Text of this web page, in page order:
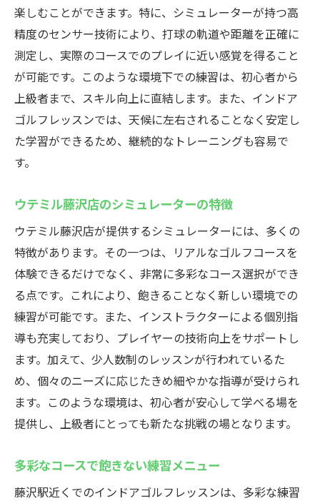
楽しむことができます。特に、シミュレーターが持つ高
精度のセンサー技術により、打球の軌道や距離を正確に
測定し、実際のコースでのプレイに近い感覚を得ること
が可能です。このような環境下での練習は、初心者から
上級者まで、スキル向上に直結します。また、インドア
ゴルフレッスンでは、天候に左右されることなく安定し
た学習ができるため、継続的なトレーニングも容易で
す。
ウテミル藤沢店のシミュレーターの特徴
ウテミル藤沢店が提供するシミュレーターには、多くの
特徴があります。その一つは、リアルなゴルフコースを
体験できるだけでなく、非常に多彩なコース選択ができ
る点です。これにより、飽きることなく新しい環境での
練習が可能です。また、インストラクターによる個別指
導も充実しており、プレイヤーの技術向上をサポートし
ます。加えて、少人数制のレッスンが行われているた
め、個々のニーズに応じたきめ細やかな指導が受けられ
ます。このような環境は、初心者が安心して学べる場を
提供し、上級者にとっても新たな挑戦の場となります。
多彩なコースで飽きない練習メニュー
藤沢駅近くでのインドアゴルフレッスンは、多彩な練習